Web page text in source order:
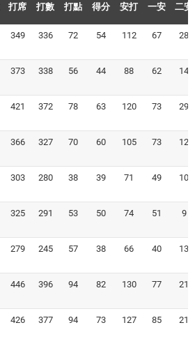
打席 打數 打點 得分 安打 一安 二安
349 336 72 54 112 67 28
373 338 56 44 88 62 14
421 372 78 63 120 73 29
366 327 70 60 105 73 12
303 280 38 39 71 49 10
325 291 53 50 74 51 9
279 245 57 38 66 40 13
446 396 94 82 130 77 21
426 377 94 73 127 85 21